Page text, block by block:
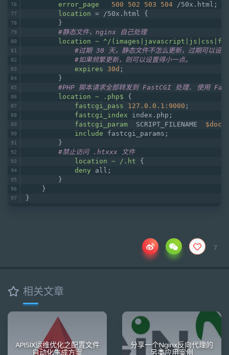
error_page
500 502 503 504 /50x.html;
location = /50x.html {
        }
#静态文件，nginx 自己处理
location ~ ^/
#过期 30 天，静态文件不怎么更新，过期可以设大
#如果频繁更新，则可以设置得小一点。
expires
30d ;
        }
#PHP 脚本请求全部转发到 FastCGI 处理. 使用
location ~ .php$ {
fastcgi_pass
127.0.0.1:9000 ;
fastcgi_index index.php;
fastcgi_param
  SCRIPT_FILENAME
include fastcgi_params;
        }
#禁止访问 .htxxx 文件
location ~ /.ht {
deny all;
        }
    }
}
7
相关文章
APISIX运维优化之配置文件
自动化生成方案
分享一个Nginx反向代理的
另类应用案例